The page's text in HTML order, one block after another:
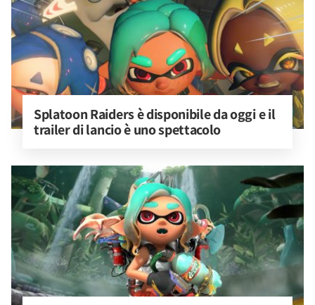
Splatoon Raiders è disponibile da oggi e il
trailer di lancio è uno spettacolo